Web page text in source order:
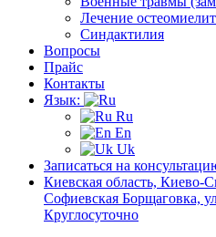
Лечение
Синдактилия
Вопросы
Прайс
Контакты
Язык:
Ru
En
Uk
Записаться на
Киевская область, Киево-
Софиевская Борщаговка,
Круглосуточно